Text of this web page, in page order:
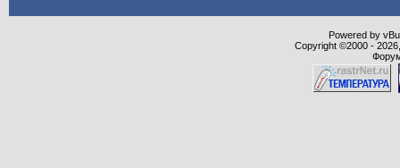
Powered by
Copyright ©2000 -